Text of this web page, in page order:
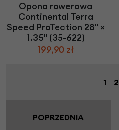
Opona rowerowa
Continental Terra
Speed ProTection 28" ×
1.35" (35-622)
199,90 zł
POPRZEDNIA
1 2